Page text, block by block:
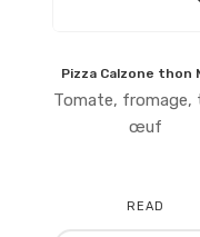
Pizza Calzone thon
Tomate, fromage,
œuf
READ